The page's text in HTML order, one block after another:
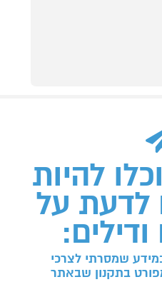
להיות
לדעת על
שמסרתי לצרכי
בתקנון שבאתר